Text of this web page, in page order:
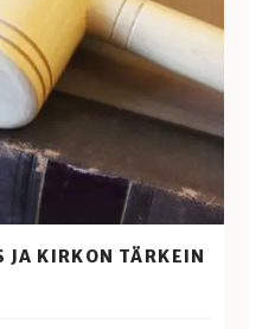
JA KIRKON TÄRKEIN